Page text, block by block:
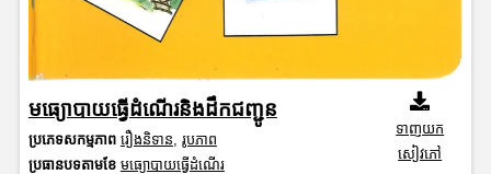
មធ្យោបាយធ្វើដំណើរនិងដឹកជញ្ជូន
ប្រភេទសកម្មភាព រឿងនិទាន រូបភាព
ប្រធានបទតាមខែ មធ្យោបាយធ្វើដំណើរ
ទាញយក
សៀវភៅ